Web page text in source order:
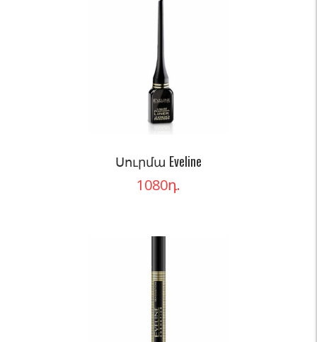
Սուրմա Eveline
1080դ.